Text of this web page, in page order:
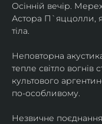
Осінній вечір.
Астора П`яццолли,
тіла.
Неповторна
тепле світло вогнів
культового
по-особливому.
Незвичне